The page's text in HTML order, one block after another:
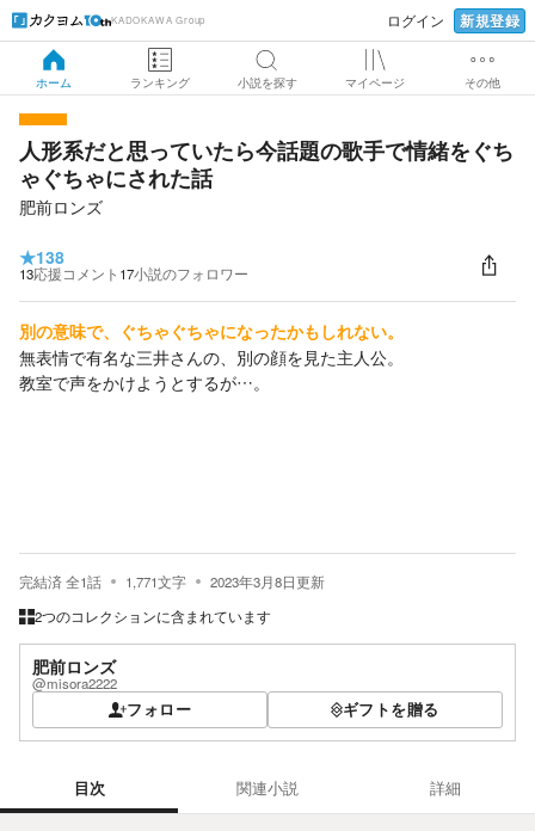
KADOKAWA Group ログイン 新規登録
ホーム ランキング 小説を探す マイページ その他
人形系だと思っていたら今話題の歌手で情緒をぐち
ゃぐちゃにされた話
肥前ロンズ
★138
13応援コメント 17小説のフォロワー
別の意味で、ぐちゃぐちゃになったかもしれない。
無表情で有名な三井さんの、別の顔を見た主人公。
教室で声をかけようとするが…。
完結済全1話 1,771文字 2023年3月8日更新
2つのコレクションに含まれています
肥前ロンズ
@misora2222
フォロー ギフトを贈る
目次 関連小説 詳細